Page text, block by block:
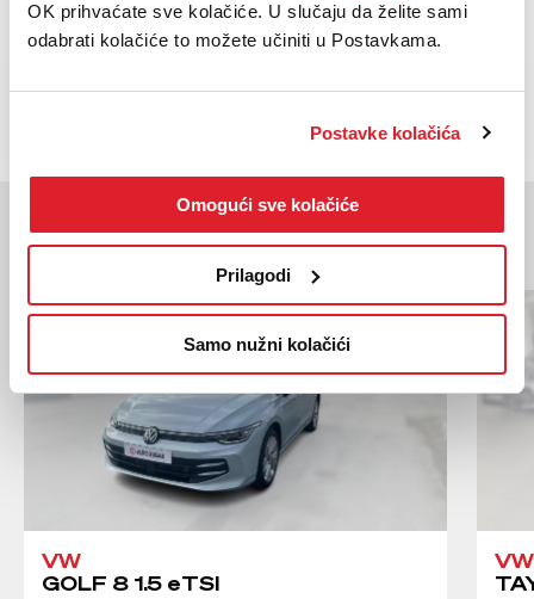
OK prihvaćate sve kolačiće. U slučaju da želite sami
odabrati kolačiće to možete učiniti u Postavkama.
Postavke kolačića
Omogući sve kolačiće
Prilagodi
Samo nužni kolačići
Slična vozila
VW
GOLF 8 1.5 eTSI
VW